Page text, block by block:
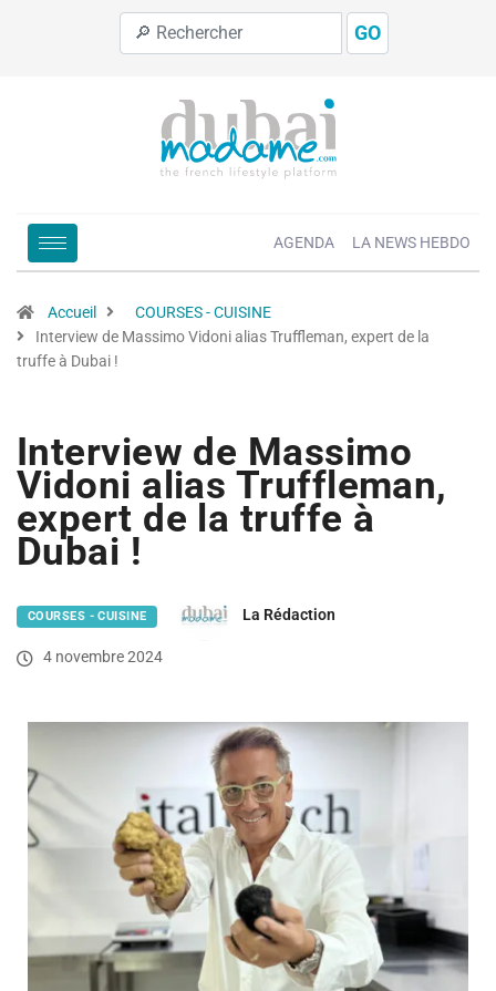
GO
AGENDA LA NEWS HEBDO
Accueil
COURSES - CUISINE
Interview de Massimo Vidoni alias Truffleman, expert de la
truffe à Dubai !
Interview de Massimo
Vidoni alias Truffleman,
expert de la truffe à
Dubai !
COURSES - CUISINE La Rédaction
4 novembre 2024